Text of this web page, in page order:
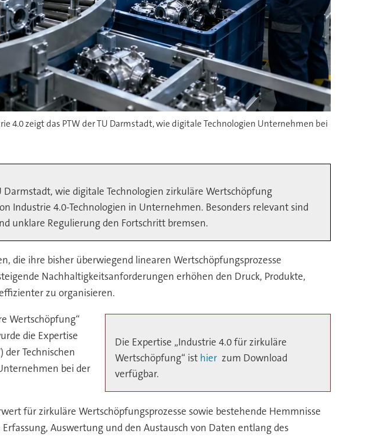
4.0 zeigt das PTW der TU Darmstadt, wie digitale Technologien Unternehmen bei
wie digitale Technologien zirkuläre Wertschöpfung
Industrie 4.0-Technologien in Unternehmen. Besonders relevant sind
unklare Regulierung den Fortschritt bremsen.
die ihre bisher überwiegend linearen Wertschöpfungsprozesse
Nachhaltigkeitsanforderungen erhöhen den Druck, Produkte,
zu organisieren.
Die Expertise „Industrie 4.0 für zirkuläre
Wertschöpfung“ ist hierzum Download
verfügbar.
Wertschöpfung“
die Expertise
Technischen
bei der
für zirkuläre Wertschöpfungsprozesse sowie bestehende Hemmnisse
Auswertung und den Austausch von Daten entlang des